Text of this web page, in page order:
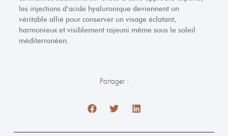
les injections d’acide hyaluronique deviennent un
véritable allié pour conserver un visage éclatant,
harmonieux et visiblement rajeuni même sous le soleil
méditerranéen.
Partager :